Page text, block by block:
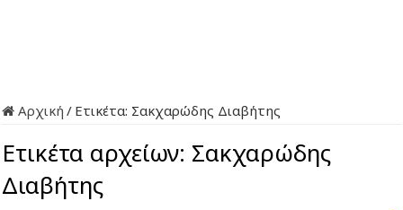
Αρχική / Ετικέτα: Σακχαρώδης Διαβήτης
Ετικέτα αρχείων: Σακχαρώδης
Διαβήτης